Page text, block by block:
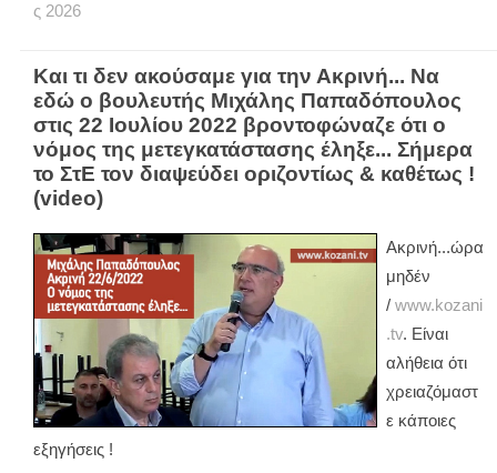
ς 2026
Και τι δεν ακούσαμε για την Ακρινή... Να
εδώ ο βουλευτής Μιχάλης Παπαδόπουλος
στις 22 Ιουλίου 2022 βροντοφώναζε ότι ο
νόμος της μετεγκατάστασης έληξε... Σήμερα
το ΣτΕ τον διαψεύδει οριζοντίως & καθέτως !
(video)
Ακρινή...ώρα
μηδέν
/ www.kozani
.tv. Είναι
αλήθεια ότι
χρειαζόμαστ
ε κάποιες
εξηγήσεις !